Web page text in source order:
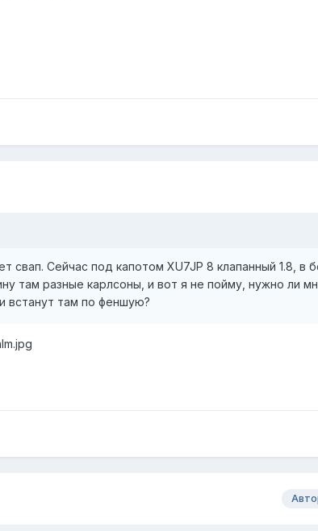
свап. Сейчас под капотом XU7JP 8 клапанный 1.8, в
там разные карлсоны, и вот я не пойму, нужно ли
встанут там по феншую?